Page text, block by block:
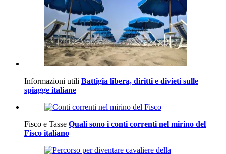
Informazioni utili Battigia libera, diritti e divieti sulle
spiagge italiane
Fisco e Tasse Quali sono i conti correnti nel mirino del
Fisco italiano